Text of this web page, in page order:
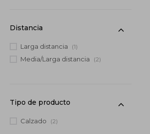
Distancia
Larga distancia (1)
Media/Larga distancia (2)
Tipo de producto
Calzado (2)